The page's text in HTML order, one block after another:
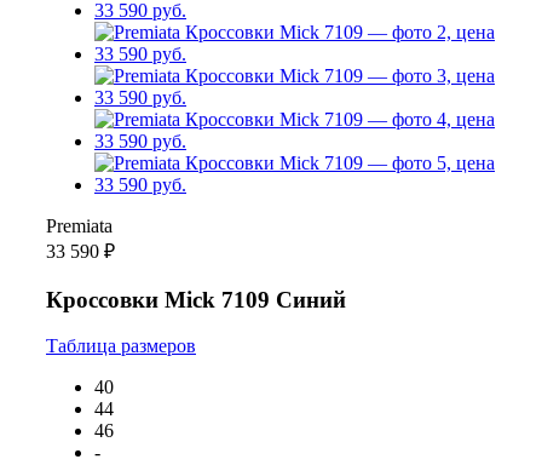
Premiata
33 590 ₽
Кроссовки Mick 7109 Синий
Таблица размеров
40
44
46
-